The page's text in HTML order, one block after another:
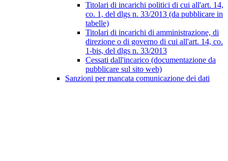
Titolari di incarichi politici di cui all'art. 14,
co. 1, del dlgs n. 33/2013 (da pubblicare in
tabelle)
Titolari di incarichi di amministrazione, di
direzione o di governo di cui all'art. 14, co.
1-bis, del dlgs n. 33/2013
Cessati dall'incarico (documentazione da
pubblicare sul sito web)
Sanzioni per mancata comunicazione dei dati